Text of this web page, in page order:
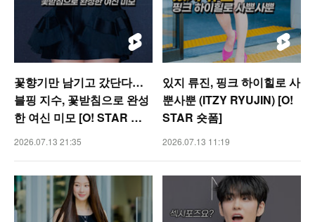
꽃향기만 남기고 갔단다…
블핑 지수, 꽃받침으로 완성
한 여신 미모 [O! STAR 숏
폼]
2026.07.13 21:35
있지 류진, 핑크 하이힐로 사
뿐사뿐 (ITZY RYUJIN) [O!
STAR 숏폼]
2026.07.13 11:19